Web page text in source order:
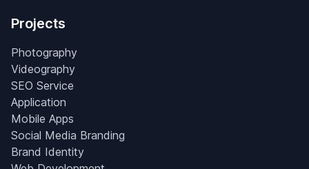
Projects
Photography
Videography
SEO Service
Application
Mobile Apps
Social Media Branding
Brand Identity